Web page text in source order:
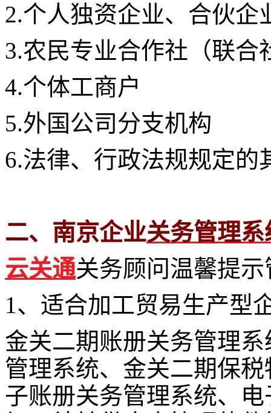
2.个人独资企业、合伙企
3.农民专业合作社（联合
4.个体工商户
5.外国公司分支机构
6.法律、行政法规规定的
二、南京企业关务管理系
云关通关务顾问温馨提
1、适合加工贸易生产型
金关二期账册关务管理
管理系统、金关二期保
子账册关务管理系统、